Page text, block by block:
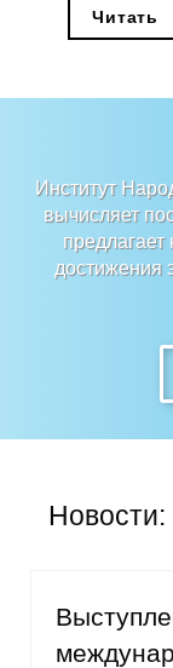
О
Читать
Институт
вычисляет
достижения
Новости: